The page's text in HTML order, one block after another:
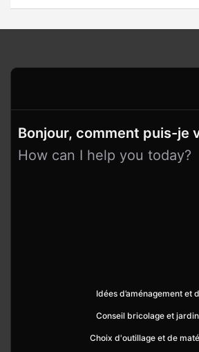
Bonjour, comment puis-je
How can I help you today?
Idées d’aménagement et
Conseil bricolage et
Choix d'outillage et de